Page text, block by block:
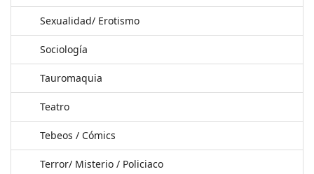
Sexualidad/ Erotismo
Sociología
Tauromaquia
Teatro
Tebeos / Cómics
Terror/ Misterio / Policiaco